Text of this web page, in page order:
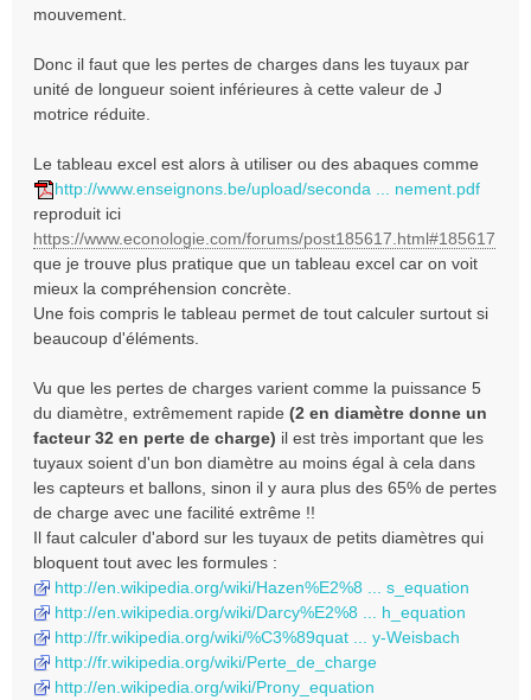
n
u
mouvement.
Donc il faut que les pertes de charges dans les tuyaux par
unité de longueur soient inférieures à cette valeur de J
motrice réduite.
Le tableau excel est alors à utiliser ou des abaques comme
http://www.enseignons.be/upload/seconda ... nement.pdf
reproduit ici
https://www.econologie.com/forums/post185617.html#185617
que je trouve plus pratique que un tableau excel car on voit
mieux la compréhension concrète.
Une fois compris le tableau permet de tout calculer surtout si
beaucoup d'éléments.
Vu que les pertes de charges varient comme la puissance 5
du diamètre, extrêmement rapide (2 en diamètre donne un
facteur 32 en perte de charge) il est très important que les
tuyaux soient d'un bon diamètre au moins égal à cela dans
les capteurs et ballons, sinon il y aura plus des 65% de pertes
de charge avec une facilité extrême !!
Il faut calculer d'abord sur les tuyaux de petits diamètres qui
bloquent tout avec les formules :
http://en.wikipedia.org/wiki/Hazen%E2%8 ... s_equation
http://en.wikipedia.org/wiki/Darcy%E2%8 ... h_equation
http://fr.wikipedia.org/wiki/%C3%89quat ... y-Weisbach
http://fr.wikipedia.org/wiki/Perte_de_charge
http://en.wikipedia.org/wiki/Prony_equation